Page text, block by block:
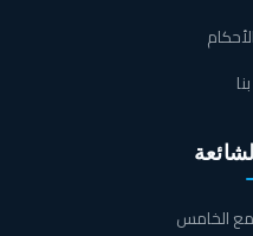
هاوس والتاون هاوس
بارك سنترال التجمع السادس
الخامس